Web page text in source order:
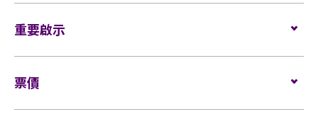
場館鼓勵觀眾盡量避免攜帶手提袋/背包入場。沒有手
適用）。
重要啟示
眾進入場館前，須接受手提袋/背包檢查。38 X 30 X 20
票價